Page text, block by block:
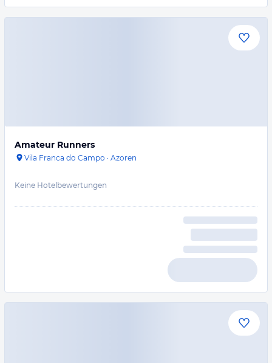
Amateur Runners
Vila Franca do Campo · Azoren
Keine Hotelbewertungen